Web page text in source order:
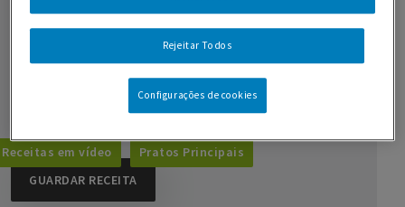
1/4 chávena de sumo de lima
8 tomates pequenos ou 4 grandes bem maduros
molho de coentros frescos
GUARDAR RECEITA
Receitas em vídeo Pratos Principais
Rejeitar Todos
Configurações de cookies